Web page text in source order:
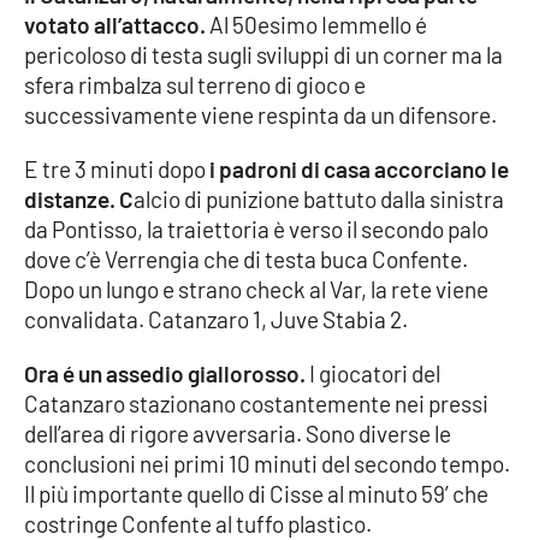
Android
Apple
votato all’attacco. Al 50esimo Iemmello é
pericoloso di testa sugli sviluppi di un corner ma la
sfera rimbalza sul terreno di gioco e
successivamente viene respinta da un difensore.
E tre 3 minuti dopoi padroni di casa accorciano le
distanze. Calcio di punizione battuto dalla sinistra
da Pontisso, la traiettoria è verso il secondo palo
dove c’è Verrengia che di testa buca Confente.
Dopo un lungo e strano check al Var, la rete viene
convalidata. Catanzaro 1, Juve Stabia 2.
Ora é un assedio giallorosso. I giocatori del
Catanzaro stazionano costantemente nei pressi
dell’area di rigore avversaria. Sono diverse le
conclusioni nei primi 10 minuti del secondo tempo.
Il più importante quello di Cisse al minuto 59’ che
costringe Confente al tuffo plastico.